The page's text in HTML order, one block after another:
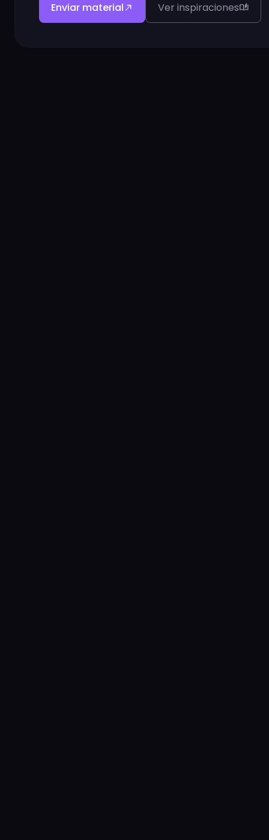
Enviar material north_east Ver inspiracionesauto_stories